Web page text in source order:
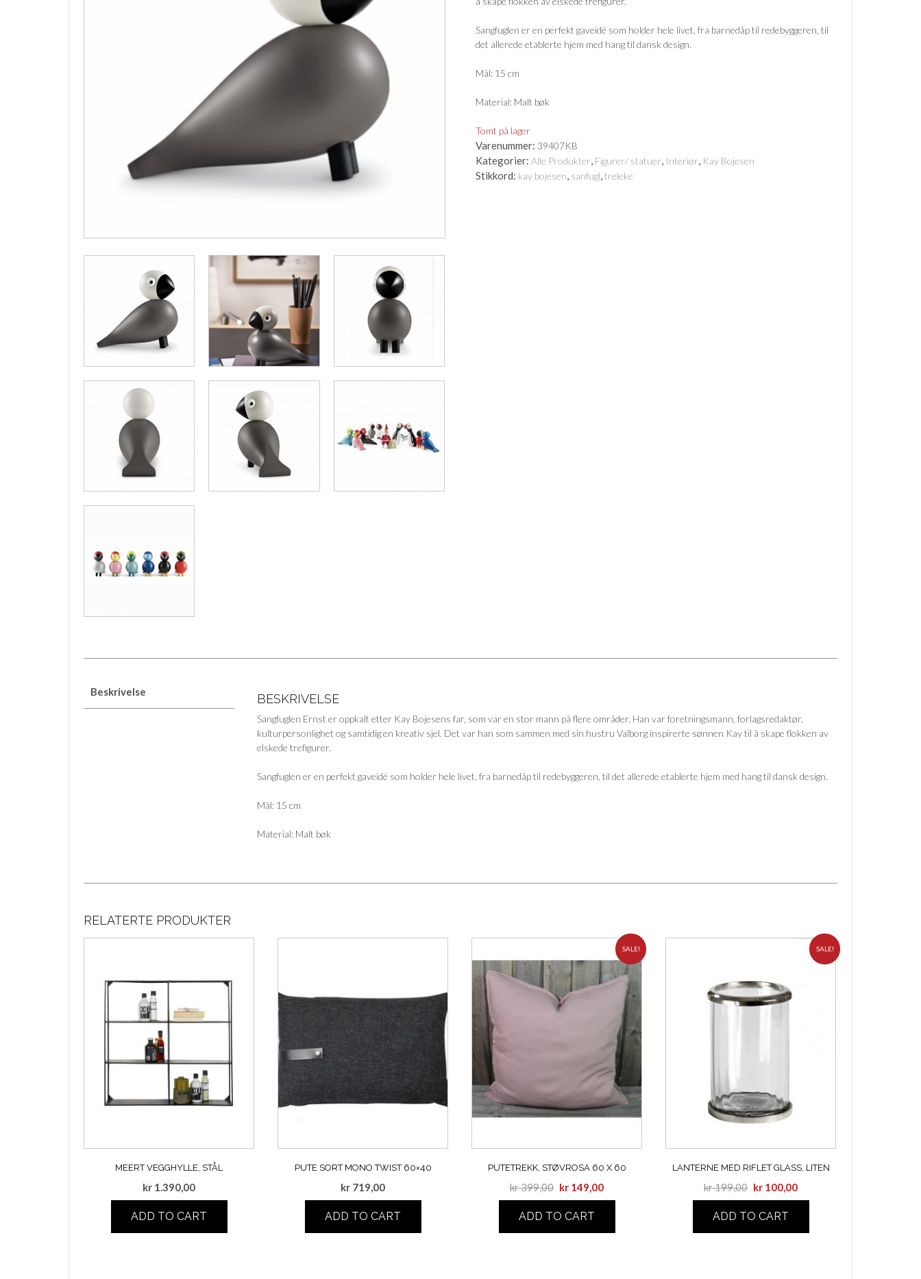
Sangfuglen er en perfekt gaveidé som holder hele livet, fra barnedåp til redebyggeren, til
det allerede etablerte hjem med hang til dansk design.
Mål: 15 cm
Material: Malt bøk
Tomt på lager
Varenummer: 39407KB
Kategorier: Alle Produkter, Figurer/ statuer, Interiør, Kay Bojesen
Stikkord: kay bojesen, sanfugl,treleke
Beskrivelse BESKRIVELSE
Sangfuglen Ernst er oppkalt etter Kay Bojesens far, som var en stor mann på flere områder. Han var foretningsmann, forlagsredaktør,
kulturpersonlighet og samtidig en kreativ sjel. Det var han som sammen med sin hustru Valborg inspirerte sønnen Kay til å skape flokken av
elskede trefigurer.
Sangfuglen er en perfekt gaveidé som holder hele livet, fra barnedåp til redebyggeren, til det allerede etablerte hjem med hang til dansk design.
Mål: 15 cm
Material: Malt bøk
RELATERTE PRODUKTER
MEERT VEGGHYLLE, STÅL
kr 1.390,00
ADD TO CART
PUTE SORT MONO TWIST 60×40
kr 719,00
ADD TO CART
SALE!
PUTETREKK, STØVROSA 60 X 60
kr399,00 kr 149,00
ADD TO CART
SALE!
LANTERNE MED RIFLET GLASS, LITEN
kr199,00 kr 100,00
ADD TO CART